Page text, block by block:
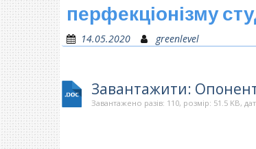
перфекціонізму
14.05.2020 greenlevel
Завантажити:
Завантажено разів: 110, розмір: 51.5 KB,